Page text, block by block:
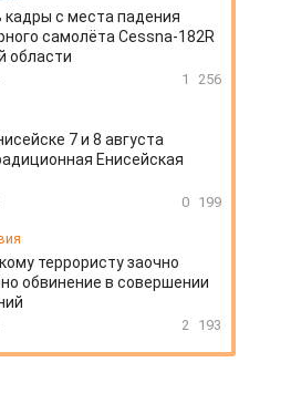
кадры с места падения
самолёта Cessna-182R
области
1 256
7 и 8 августа
Енисейская
0 199
террористу заочно
обвинение в совершении
2 193